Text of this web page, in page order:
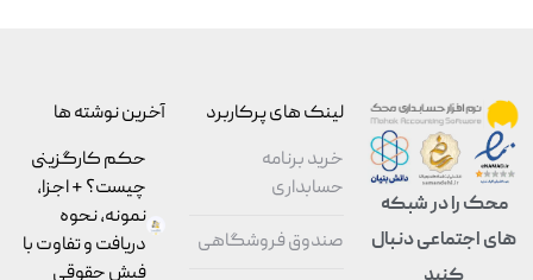
محک را در شبکه
های اجتماعی دنبال
لینک های پرکاربرد
خرید برنامه
حسابداری
صندوق فروشگاهی
آخرین نوشته ها
حکم کارگزینی
چیست؟ + اجزا،
نمونه، نحوه
دریافت و تفاوت با
فیش حقوقی